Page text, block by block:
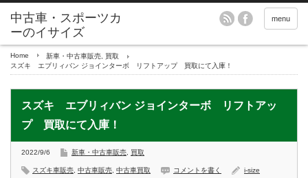
menu
Home 新車・中古車販売
買取
スズキ エブリィバン ジョインターボ リフトアップ 買取にて入庫！
スズキ エブリィバン ジョインターボ リフトアッ
プ 買取にて入庫！
2022/9/6 新車・中古車販売 買取
スズキ車販売 中古車販売 中古車買取 コメントを書く i-size